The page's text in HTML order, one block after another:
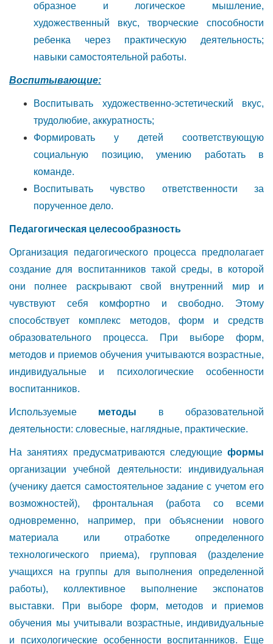
образное и логическое мышление,
художественный вкус, творческие способности
ребенка через практическую деятельность;
навыки самостоятельной работы.
Воспитывающие:
Воспитывать художественно-эстетический вкус,
трудолюбие, аккуратность;
Формировать у детей соответствующую
социальную позицию, умению работать в
команде.
Воспитывать чувство ответственности за
порученное дело.
Педагогическая целесообразность
Организация педагогического процесса предполагает
создание для воспитанников такой среды, в которой
они полнее раскрывают свой внутренний мир и
чувствуют себя комфортно и свободно. Этому
способствует комплекс методов, форм и средств
образовательного процесса. При выборе форм,
методов и приемов обучения учитываются возрастные,
индивидуальные и психологические особенности
воспитанников.
Используемые методы в образовательной
деятельности: словесные, наглядные, практические.
На занятиях предусматриваются следующие формы
организации учебной деятельности: индивидуальная
(ученику дается самостоятельное задание с учетом его
возможностей), фронтальная (работа со всеми
одновременно, например, при объяснении нового
материала или отработке определенного
технологического приема), групповая (разделение
учащихся на группы для выполнения определенной
работы), коллективное выполнение экспонатов
выставки. При выборе форм, методов и приемов
обучения мы учитывали возрастные, индивидуальные
и психологические особенности воспитанников. Еще